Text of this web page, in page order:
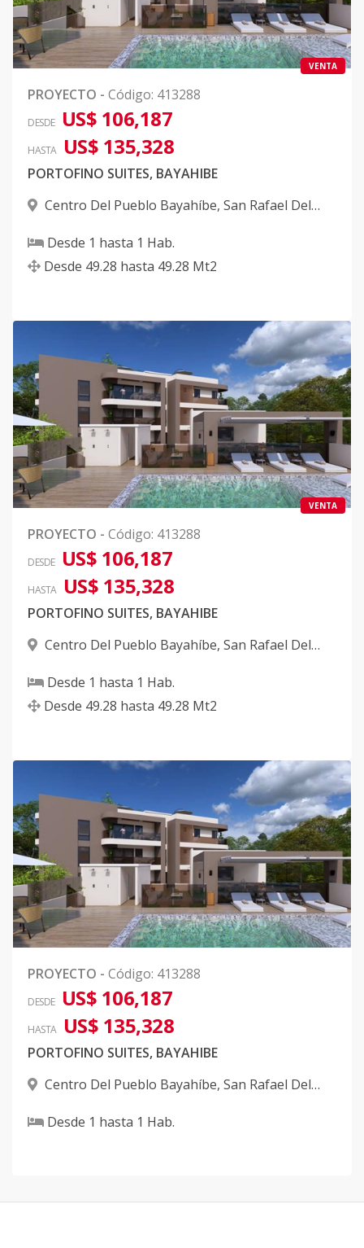
VENTA
PROYECTO - Código: 413288
DESDE US$ 106,187
HASTA US$ 135,328
PORTOFINO SUITES, BAYAHIBE
Centro Del Pueblo Bayahíbe, San Rafael Del
Desde 1 hasta 1 Hab.
Desde 49.28 hasta 49.28 Mt2
VENTA
PROYECTO - Código: 413288
DESDE US$ 106,187
HASTA US$ 135,328
PORTOFINO SUITES, BAYAHIBE
Centro Del Pueblo Bayahíbe, San Rafael Del
Desde 1 hasta 1 Hab.
Desde 49.28 hasta 49.28 Mt2
PROYECTO - Código: 413288
DESDE US$ 106,187
HASTA US$ 135,328
PORTOFINO SUITES, BAYAHIBE
Centro Del Pueblo Bayahíbe, San Rafael Del
Desde 1 hasta 1 Hab.